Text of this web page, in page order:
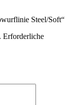
Steel/Soft“
Erforderliche